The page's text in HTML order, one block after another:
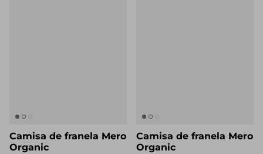
Camisa de franela Mero
Organic
Camisa de franela Mero
Organic